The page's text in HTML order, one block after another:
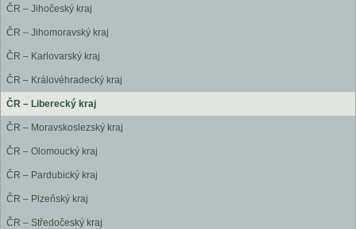
ČR – Jihočeský kraj
ČR – Jihomoravský kraj
ČR – Karlovarský kraj
ČR – Královéhradecký kraj
ČR – Liberecký kraj
ČR – Moravskoslezský kraj
ČR – Olomoucký kraj
ČR – Pardubický kraj
ČR – Plzeňský kraj
ČR – Středočeský kraj